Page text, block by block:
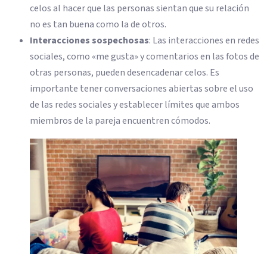
celos al hacer que las personas sientan que su relación
no es tan buena como la de otros.
Interacciones sospechosas: Las interacciones en redes
sociales, como «me gusta» y comentarios en las fotos de
otras personas, pueden desencadenar celos. Es
importante tener conversaciones abiertas sobre el uso
de las redes sociales y establecer límites que ambos
miembros de la pareja encuentren cómodos.